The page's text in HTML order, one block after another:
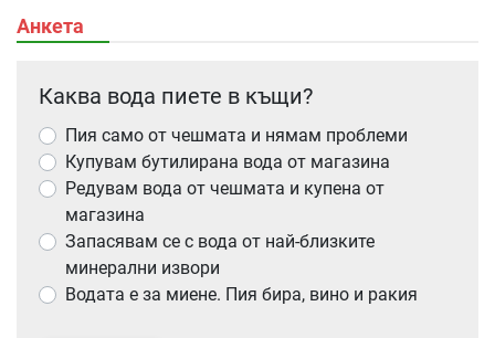
Анкета
Каква вода пиете в къщи?
Пия само от чешмата и нямам проблеми
Купувам бутилирана вода от магазина
Редувам вода от чешмата и купена от
магазина
Запасявам се с вода от най-близките
минерални извори
Водата е за миене. Пия бира, вино и ракия